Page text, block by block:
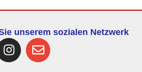
unserem sozialen Netzwerk